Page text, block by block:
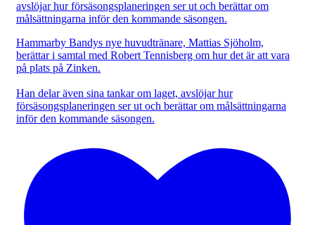
Hammarby Bandys nye huvudtränare, Mattias Sjöholm,
berättar i samtal med Robert Tennisberg om hur det är att vara
på plats på Zinken.
Han delar även sina tankar om laget, avslöjar hur
försäsongsplaneringen ser ut och berättar om målsättningarna
inför den kommande säsongen.